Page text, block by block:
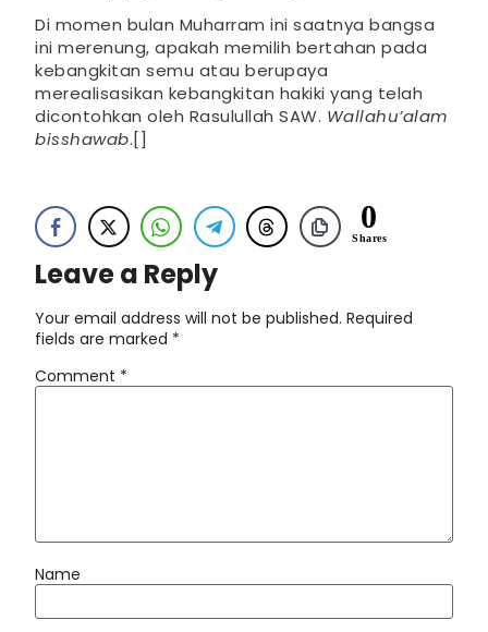
Di momen bulan Muharram ini saatnya bangsa
ini merenung, apakah memilih bertahan pada
kebangkitan semu atau berupaya
merealisasikan kebangkitan hakiki yang telah
dicontohkan oleh Rasulullah SAW. Wallahu’alam
bisshawab.[]
0
Shares
Leave a Reply
Your email address will not be published. Required
fields are marked *
Comment *
Name